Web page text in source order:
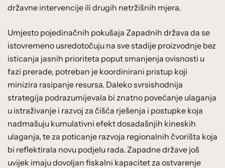
državne intervencije ili drugih netržišnih mjera.
Umjesto pojedinačnih pokušaja Zapadnih država da se
istovremeno usredotočuju na sve stadije proizvodnje bez
isticanja jasnih prioriteta poput smanjenja ovisnosti u
fazi prerade, potreban je koordinirani pristup koji
minizira rasipanje resursa. Daleko svrsishodnija
strategija podrazumijevala bi znatno povećanje ulaganja
u istraživanje i razvoj za čišća rješenja i postupke koja
nadmašuju kumulativni efekt dosadašnjih kineskih
ulaganja, te za poticanje razvoja regionalnih čvorišta koja
bi reflektirala novu podjelu rada. Zapadne države još
uvijek imaju dovoljan fiskalni kapacitet za ostvarenje